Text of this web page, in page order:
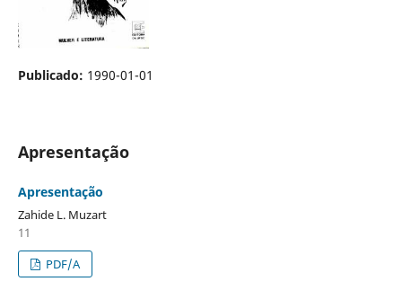
Publicado: 1990-01-01
Apresentação
Apresentação
Zahide L. Muzart
11
PDF/A